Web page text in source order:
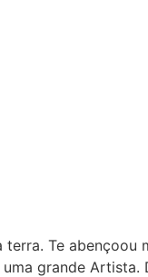
Te abençoou
grande